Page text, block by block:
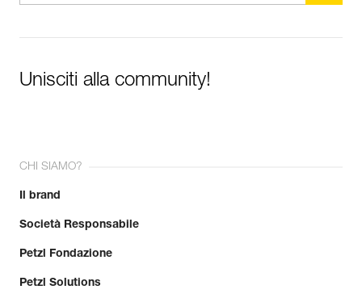
produzione.
Unisciti alla community!
CHI SIAMO?
Il brand
Società Responsabile
Petzl Fondazione
Petzl Solutions